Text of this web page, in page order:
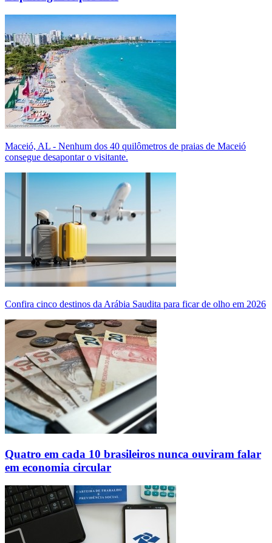
Maceió, AL - Nenhum dos 40 quilômetros de praias de Maceió
consegue desapontar o visitante.
Confira cinco destinos da Arábia Saudita para ficar de olho em 2026
Quatro em cada 10 brasileiros nunca ouviram falar
em economia circular